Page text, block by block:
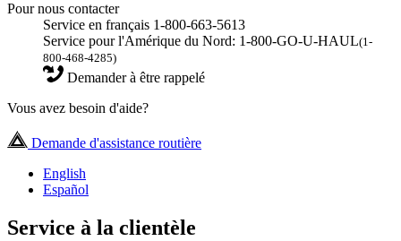
Pour nous contacter
Service en français 1-800-663-5613
Service pour l'Amérique du Nord: 1-800-GO-U-HAUL(1-
800-468-4285)
Demander à être rappelé
Vous avez besoin d'aide?
Demande d'assistance routière
English
Español
Service à la clientèle